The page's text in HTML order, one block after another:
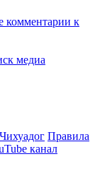
комментарии к
медиа
Правила
канал